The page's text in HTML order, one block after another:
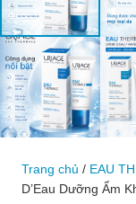
Trang chủ / EAU
D’Eau Dưỡng Ẩm